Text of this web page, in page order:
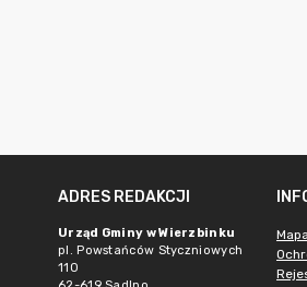
ADRES REDAKCJI
Urząd Gminy w Wierzbinku
pl. Powstańców Styczniowych
110